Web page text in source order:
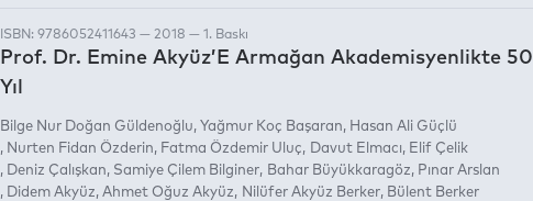
ISBN: 9786052411643 — 2018 — 1. Baskı
Prof. Dr. Emine Akyüz’E Armağan Akademisyenlikte 50
Yıl
Bilge Nur Doğan Güldenoğlu Yağmur Koç Başaran
Hasan Ali Güçlü
Nurten Fidan Özderin
Fatma Özdemir Uluç Davut Elmacı
Elif Çelik
Deniz Çalışkan
Samiye Çilem Bilginer Bahar Büyükkaragöz
Pınar Arslan
Didem Akyüz Ahmet Oğuz Akyüz Nilüfer Akyüz Berker
Bülent Berker